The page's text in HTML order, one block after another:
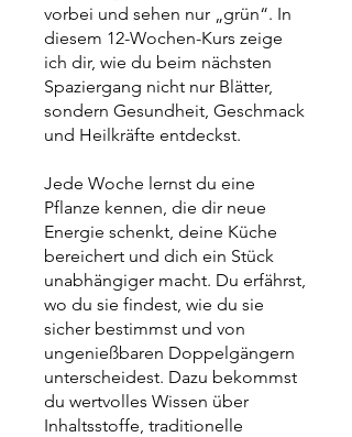
vorbei und sehen nur „grün“. In
diesem 12-Wochen-Kurs zeige
ich dir, wie du beim nächsten
Spaziergang nicht nur Blätter,
sondern Gesundheit, Geschmack
und Heilkräfte entdeckst.
Jede Woche lernst du eine
Pflanze kennen, die dir neue
Energie schenkt, deine Küche
bereichert und dich ein Stück
unabhängiger macht. Du erfährst,
wo du sie findest, wie du sie
sicher bestimmst und von
ungenießbaren Doppelgängern
unterscheidest. Dazu bekommst
du wertvolles Wissen über
Inhaltsstoffe, traditionelle